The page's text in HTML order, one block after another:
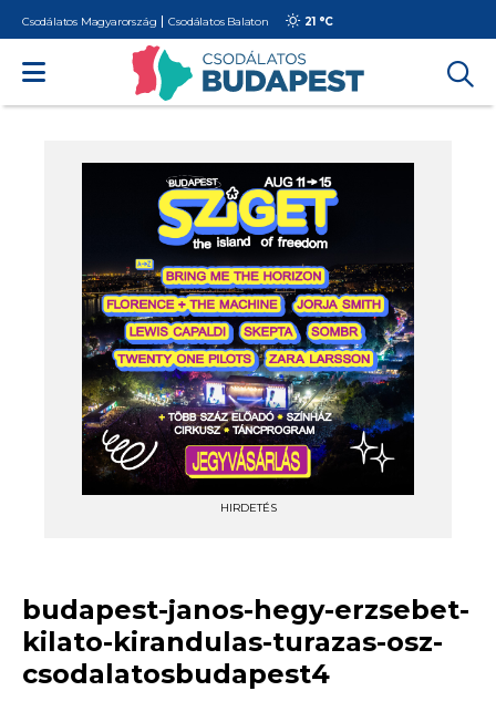
Csodálatos Magyarország Csodálatos Balaton 21 °C
HIRDETÉS
budapest-janos-hegy-erzsebet-
kilato-kirandulas-turazas-osz-
csodalatosbudapest4